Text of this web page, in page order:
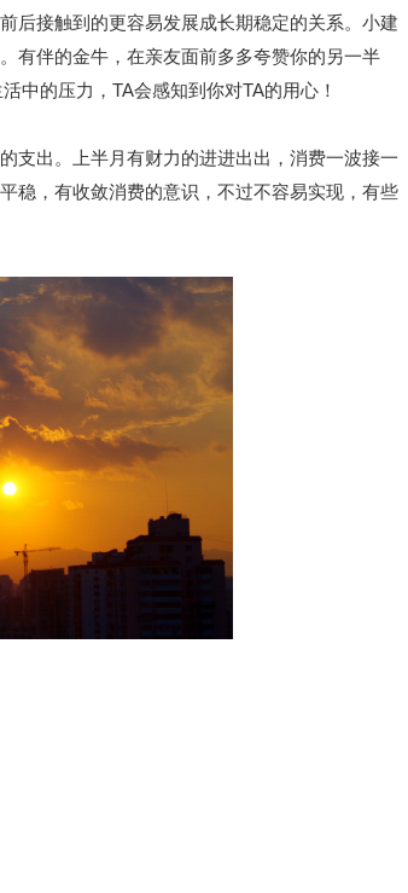
后接触到的更容易发展成长期稳定的关系。小建
有伴的金牛，在亲友面前多多夸赞你的另一半
中的压力，TA会感知到你对TA的用心！
支出。上半月有财力的进进出出，消费一波接一
稳，有收敛消费的意识，不过不容易实现，有些